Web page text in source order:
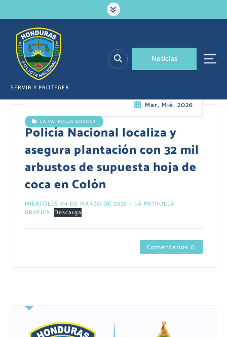
a
SERVIR Y PROTEGER
Noticias
Mar, Mié, 2026
LA PATRULLA GRAFICA
Policía Nacional localiza y
asegura plantación con 32 mil
arbustos de supuesta hoja de
coca en Colón
MIÉRCOLES 04 DE MARZO DE 2026 – LA PATRULLA
GRAFICA Descarga
Comentarios 0